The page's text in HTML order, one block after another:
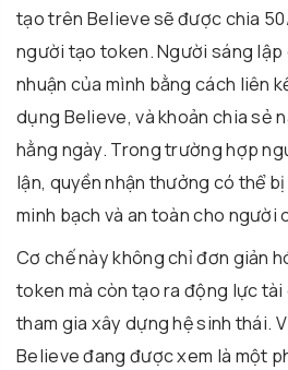
tạo trên Believe sẽ được chia
người tạo token. Người sáng lập
nhuận của mình bằng cách liên
dụng Believe, và khoản chia sẻ
hằng ngày. Trong trường hợp
lận, quyền nhận thưởng có thể
minh bạch và an toàn cho người
Cơ chế này không chỉ đơn giản
token mà còn tạo ra động lực
tham gia xây dựng hệ sinh thái.
Believe đang được xem là một